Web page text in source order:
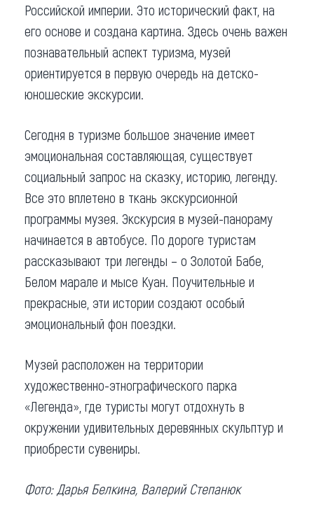
Российской империи. Это исторический факт, на
его основе и создана картина. Здесь очень важен
познавательный аспект туризма, музей
ориентируется в первую очередь на детско-
юношеские экскурсии.
Сегодня в туризме большое значение имеет
эмоциональная составляющая, существует
социальный запрос на сказку, историю, легенду.
Все это вплетено в ткань экскурсионной
программы музея. Экскурсия в музей-панораму
начинается в автобусе. По дороге туристам
рассказывают три легенды – о Золотой Бабе,
Белом марале и мысе Куан. Поучительные и
прекрасные, эти истории создают особый
эмоциональный фон поездки.
Музей расположен на территории
художественно-этнографического парка
«Легенда», где туристы могут отдохнуть в
окружении удивительных деревянных скульптур и
приобрести сувениры.
Фото: Дарья Белкина, Валерий Степанюк